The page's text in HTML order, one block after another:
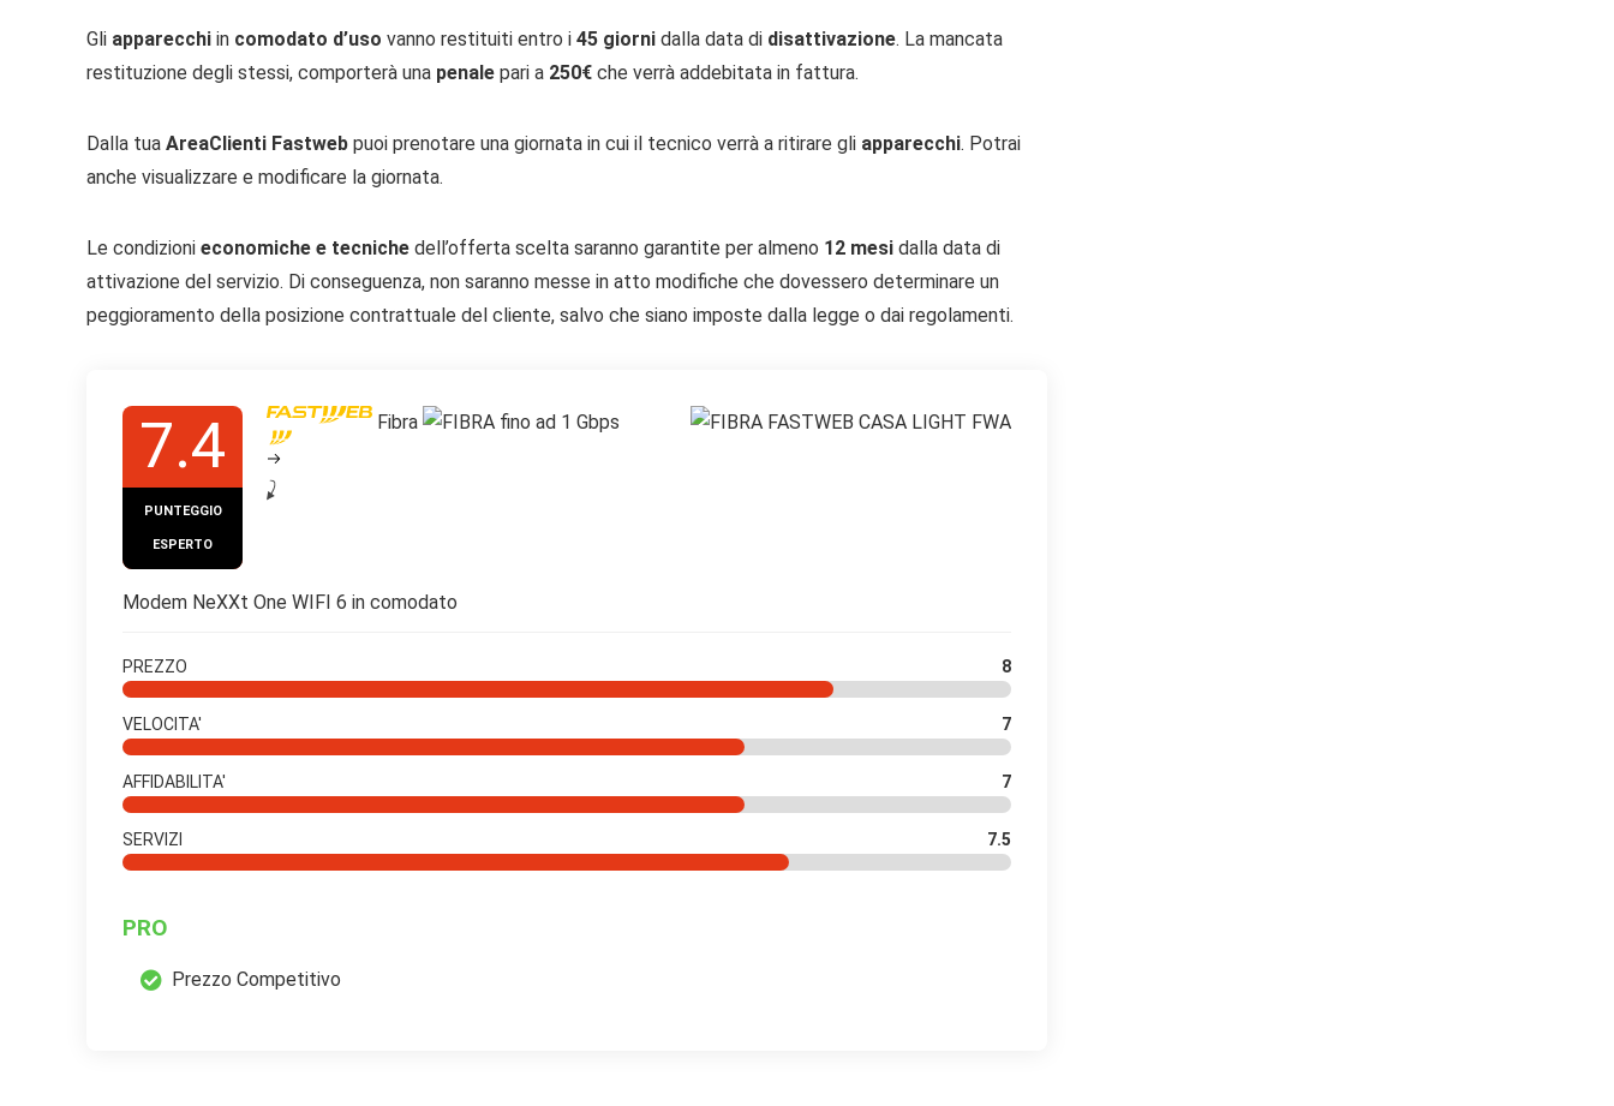
Gli apparecchi in comodato d’uso vanno restituiti entro i 45 giorni dalla data di disattivazione. La mancata
restituzione degli stessi, comporterà una penale pari a 250€ che verrà addebitata in fattura.
Dalla tua AreaClienti Fastweb puoi prenotare una giornata in cui il tecnico verrà a ritirare gli apparecchi. Potrai
anche visualizzare e modificare la giornata.
Le condizioni economiche e tecniche dell’offerta scelta saranno garantite per almeno 12 mesi dalla data di
attivazione del servizio. Di conseguenza, non saranno messe in atto modifiche che dovessero determinare un
peggioramento della posizione contrattuale del cliente, salvo che siano imposte dalla legge o dai regolamenti.
7.4
PUNTEGGIO
ESPERTO
Fibra fino ad 1 Gbps
Modem NeXXt One WIFI 6 in comodato
PREZZO 8
VELOCITA' 7
AFFIDABILITA' 7
SERVIZI 7.5
PRO
Prezzo Competitivo